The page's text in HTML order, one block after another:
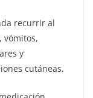
recurrir al
vómitos,
y
cutáneas.